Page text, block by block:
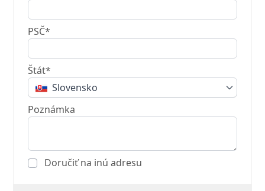
PSČ*
Štát*
Slovensko
Poznámka
Doručiť na inú adresu